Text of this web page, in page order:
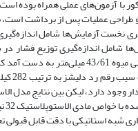
آزمون‌های عملی همراه بوده
عملیات پس از برداشت
آزمایش‌ها شامل اندازه‌گیری
اندازه‌گیری توزیع فشار در
وجود دارد، لیکن بین نتایج
شبه استاتیکی با دقت قابل قبولی